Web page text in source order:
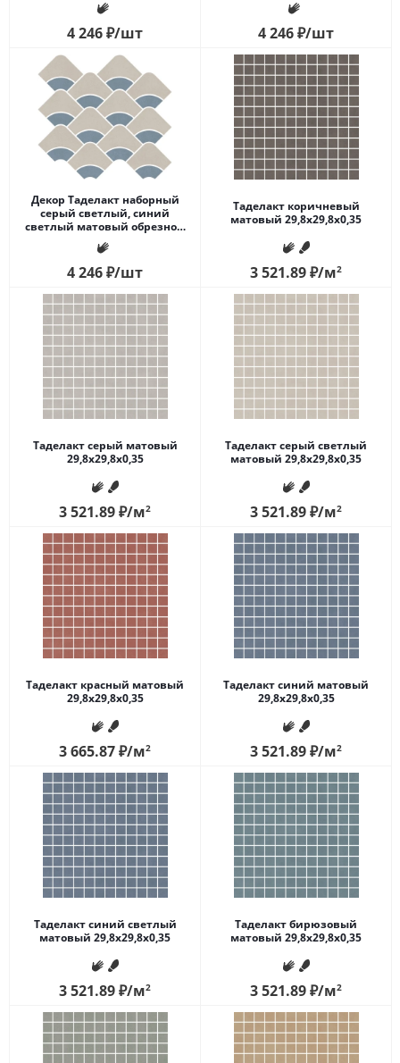
4 246₽/шт 4 246₽/шт
Декор Таделакт наборный
серый светлый, синий
светлый матовый обрезной
30x28x0,9
4 246₽/шт
Таделакт коричневый
матовый 29,8x29,8x0,35
3 521.89₽/м2
Таделакт серый матовый
29,8x29,8x0,35
3 521.89₽/м2
Таделакт серый светлый
матовый 29,8x29,8x0,35
3 521.89₽/м2
Таделакт красный матовый
29,8x29,8x0,35
3 665.87₽/м2
Таделакт синий матовый
29,8x29,8x0,35
3 521.89₽/м2
Таделакт синий светлый
матовый 29,8x29,8x0,35
3 521.89₽/м2
Таделакт бирюзовый
матовый 29,8x29,8x0,35
3 521.89₽/м2